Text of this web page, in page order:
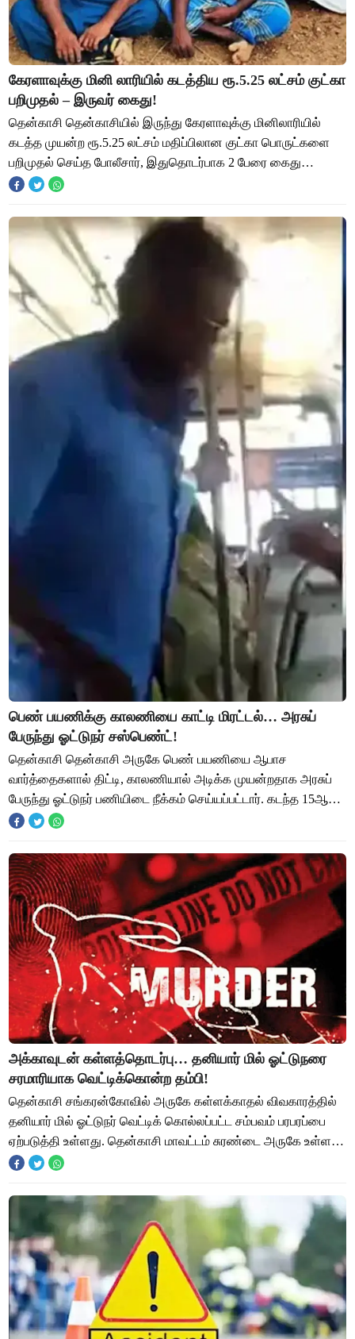
கேரளாவுக்கு மினி லாரியில் கடத்திய ரூ.5.25 லட்சம் குட்கா
பறிமுதல் – இருவர் கைது!
தென்காசி தென்காசியில் இருந்து கேரளாவுக்கு மினிலாரியில்
கடத்த முயன்ற ரூ.5.25 லட்சம் மதிப்பிலான குட்கா பொருட்களை
பறிமுதல் செய்த போலீசார், இதுதொடர்பாக 2 பேரை கைது
செய்தனர். தென்காசி மாவட்டம் பாவூர்சத்தி
பெண் பயணிக்கு காலணியை காட்டி மிரட்டல்… அரசுப்
பேருந்து ஓட்டுநர் சஸ்பெண்ட்!
தென்காசி தென்காசி அருகே பெண் பயணியை ஆபாச
வார்த்தைகளால் திட்டி, காலணியால் அடிக்க முயன்றதாக அரசுப்
பேருந்து ஓட்டுநர் பணியிடை நீக்கம் செய்யப்பட்டார். கடந்த 15ஆம்
தேதி தென்காசி மாவட்டம் கடையத்தில் இருந்த
அக்காவுடன் கள்ளத்தொடர்பு… தனியார் மில் ஓட்டுநரை
சரமாரியாக வெட்டிக்கொன்ற தம்பி!
தென்காசி சங்கரன்கோவில் அருகே கள்ளக்காதல் விவகாரத்தில்
தனியார் மில் ஓட்டுநர் வெட்டிக் கொல்லப்பட்ட சம்பவம் பரபரப்பை
ஏற்படுத்தி உள்ளது. தென்காசி மாவட்டம் சுரண்டை அருகே உள்ள
குலசேகரமங்கலம் பகுதியை சேர்ந்